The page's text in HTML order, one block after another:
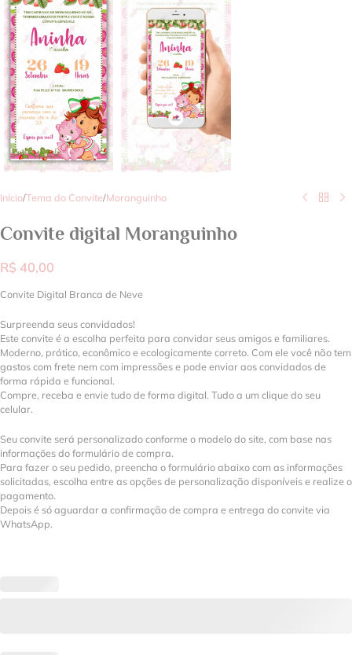
Início/Tema do Convite/Moranguinho
Convite digital Moranguinho
R$ 40,00
Convite Digital Branca de Neve
Surpreenda seus convidados!
Este convite é a escolha perfeita para convidar seus amigos e familiares.
Moderno, prático, econômico e ecologicamente correto. Com ele você não tem
gastos com frete nem com impressões e pode enviar aos convidados de
forma rápida e funcional.
Compre, receba e envie tudo de forma digital. Tudo a um clique do seu
celular.
Seu convite será personalizado conforme o modelo do site, com base nas
informações do formulário de compra.
Para fazer o seu pedido, preencha o formulário abaixo com as informações
solicitadas, escolha entre as opções de personalização disponíveis e realize o
pagamento.
Depois é só aguardar a confirmação de compra e entrega do convite via
WhatsApp.